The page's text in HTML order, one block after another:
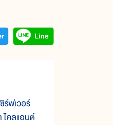
ร์ฟเวอร์
ไคลแอนต์